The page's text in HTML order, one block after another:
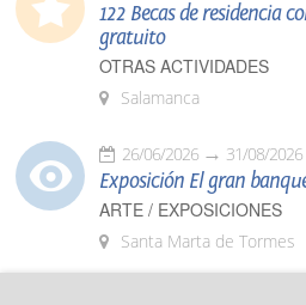
122 Becas de residencia
gratuito
OTRAS ACTIVIDADES
Salamanca
26/06/2026 31/08/2026
Exposición El gran
ARTE / EXPOSICIONES
Santa Marta de Tormes